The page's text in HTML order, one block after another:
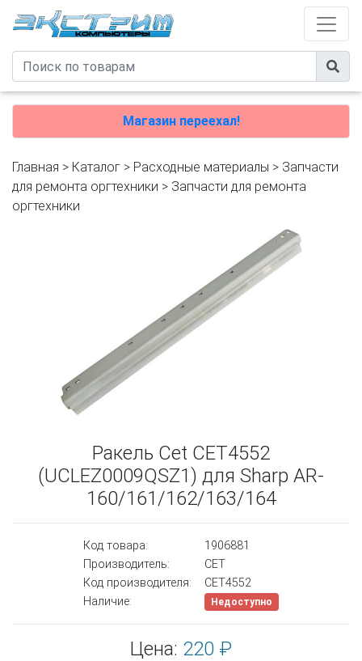
Магазин переехал!
Главная > Каталог > Расходные материалы > Запчасти
для ремонта оргтехники > Запчасти для ремонта
оргтехники
Ракель Cet CET4552
(UCLEZ0009QSZ1) для Sharp AR-
160/161/162/163/164
Код товара:
1906881
Производитель:
CET
Код производителя:
CET4552
Наличие:
Недоступно
Цена: 220 ₽